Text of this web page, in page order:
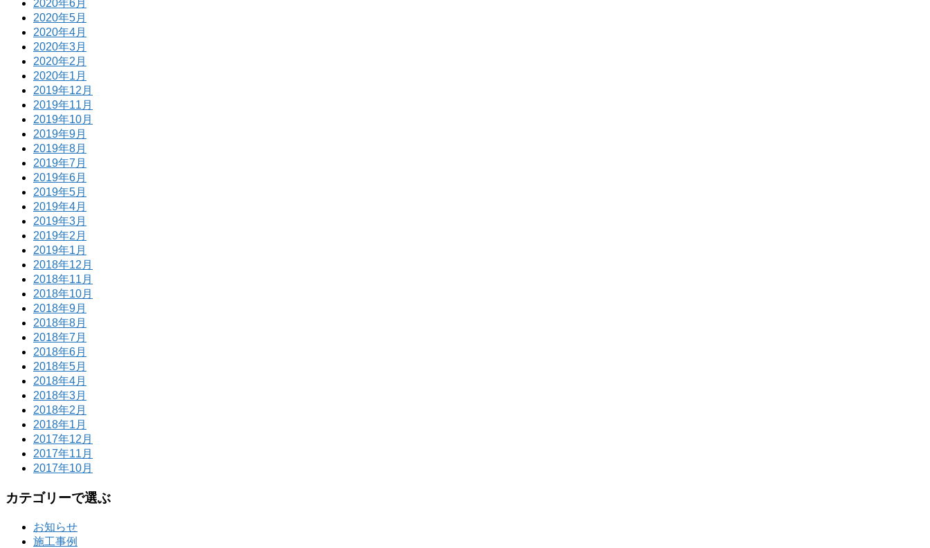
2020年6月
2020年5月
2020年4月
2020年3月
2020年2月
2020年1月
2019年12月
2019年11月
2019年10月
2019年9月
2019年8月
2019年7月
2019年6月
2019年5月
2019年4月
2019年3月
2019年2月
2019年1月
2018年12月
2018年11月
2018年10月
2018年9月
2018年8月
2018年7月
2018年6月
2018年5月
2018年4月
2018年3月
2018年2月
2018年1月
2017年12月
2017年11月
2017年10月
カテゴリーで選ぶ
お知らせ
施工事例